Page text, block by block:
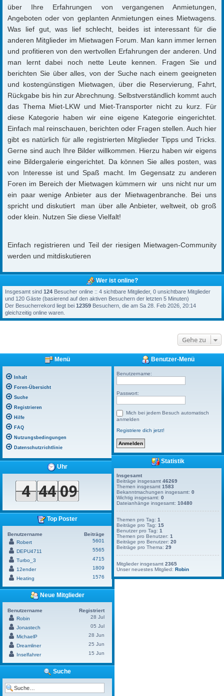
über Ihre Erfahrungen von vergangenen Anmietungen,
Angeboten oder von geplanten Anmietungen eines Mietwagens.
Was lief gut, was lief schlecht, beides ist interessant für die
anderen Mitglieder im Mietwagen Forum. Man kann immer lernen
und profitieren von den wertvollen Erfahrungen der anderen. Und
man lernt dabei noch nette Leute kennen. Fragen Sie und
berichten Sie über alles, von der Suche nach einem geeigneten
und kostengünstigen Mietwagen, über die Reservierung, Fahrt,
Rückgabe bis hin zur Abrechnung. Selbstverständlich kommt auch
das Thema Miet-LKW und Miet-Transporter nicht zu kurz. Für
diese Kategorie haben wir eine eigene Kategorie eingerichtet.
Einfach mal reinschauen, berichten oder Fragen stellen. Auch hier
gibt es natürlich für alle registrierten Mitglieder Tipps und Tricks.
Gerne sind auch Ihre Bilder willkommen. Hierzu haben wir eigens
eine Bildergalerie eingerichtet. Da können Sie alles posten, was
von Interesse ist und Spaß macht. Im Gegensatz zu anderen
Foren im Bereich der Mietwagen kümmern wir uns nicht nur um
ein paar wenige Anbieter aus der Mietwagenbranche. Bei uns
spricht und diskutiert man über alle Anbieter, weltweit, ob groß
oder klein. Nutzen Sie diese Vielfalt!
Einfach registrieren und Teil der riesigen Mietwagen-Community
werden und mitdiskutieren
Wer ist online?
Insgesamt sind 124 Besucher online :: 4 sichtbare Mitglieder, 0 unsichtbare Mitglieder
und 120 Gäste (basierend auf den aktiven Besuchern der letzten 5 Minuten)
Der Besucherrekord liegt bei 12359 Besuchern, die am Sa 28. Feb 2026, 20:14
gleichzeitig online waren.
Gehe zu
Menü
Inhalt
Foren-Übersicht
Suche
Registrieren
Hilfe
FAQ
Nutzungsbedingungen
Datenschutzrichtlinie
Uhr
Top Poster
Benutzername
Beiträge
Robert
5601
DEPU4711
5565
Turbo_3
4715
12ender
1809
Heating
1576
Neue Mitglieder
Benutzername
Registriert
Robin
28 Jul
Jonastech
05 Jul
MichaelP
28 Jun
Dreamliner
25 Jun
Inselfahrer
15 Jun
Suche
Benutzer-Menü
Benutzername:
Passwort:
Mich bei jedem Besuch automatisch
anmelden
Registriere dich jetzt!
Statistik
Insgesamt
Beiträge insgesamt46269
Themen insgesamt1583
Bekanntmachungen insgesamt:0
Wichtig insgesamt:0
Dateianhänge insgesamt:10480
Themen pro Tag:1
Beiträge pro Tag:15
Benutzer pro Tag:1
Themen pro Benutzer:1
Beiträge pro Benutzer:20
Beiträge pro Thema:29
Mitglieder insgesamt2365
Unser neuestes Mitglied:Robin